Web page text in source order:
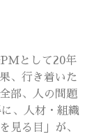
として20年
、行き着いた
部、人の問題
、人材・組織
見る目」が、